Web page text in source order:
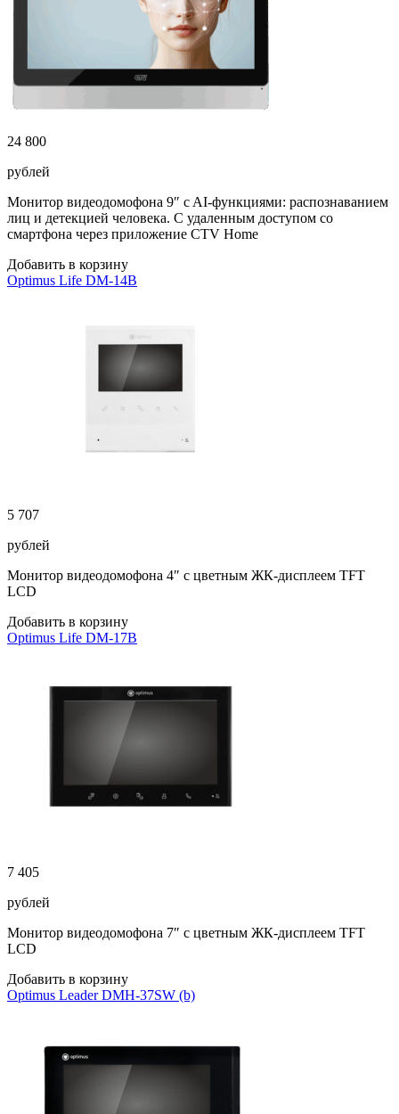
24 800
рублей
Монитор видеодомофона 9″ c AI-функциями: распознаванием
лиц и детекцией человека. С удаленным доступом со
смартфона через приложение CTV Home
Добавить в корзину
Optimus Life DM-14B
5 707
рублей
Монитор видеодомофона 4″ с цветным ЖК-дисплеем TFT
LCD
Добавить в корзину
Optimus Life DM-17B
7 405
рублей
Монитор видеодомофона 7″ с цветным ЖК-дисплеем TFT
LCD
Добавить в корзину
Optimus Leader DMH-37SW (b)